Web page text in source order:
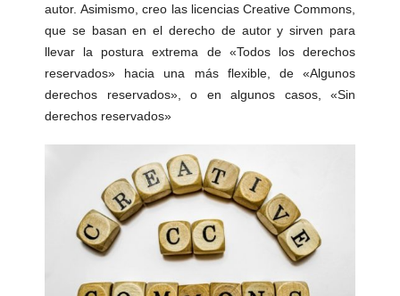
autor. Asimismo, creo las licencias Creative Commons,
que se basan en el derecho de autor y sirven para
llevar la postura extrema de «Todos los derechos
reservados» hacia una más flexible, de «Algunos
derechos reservados», o en algunos casos, «Sin
derechos reservados»